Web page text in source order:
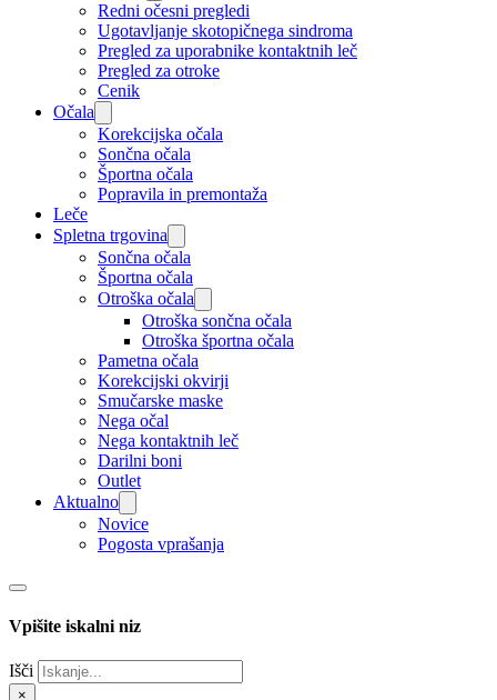
Redni očesni pregledi
Ugotavljanje skotopičnega sindroma
Pregled za uporabnike kontaktnih leč
Pregled za otroke
Cenik
Očala
Korekcijska očala
Sončna očala
Športna očala
Popravila in premontaža
Leče
Spletna trgovina
Sončna očala
Športna očala
Otroška očala
Otroška sončna očala
Otroška športna očala
Pametna očala
Korekcijski okvirji
Smučarske maske
Nega očal
Nega kontaktnih leč
Darilni boni
Outlet
Aktualno
Novice
Pogosta vprašanja
Vpišite iskalni niz
Išči
×